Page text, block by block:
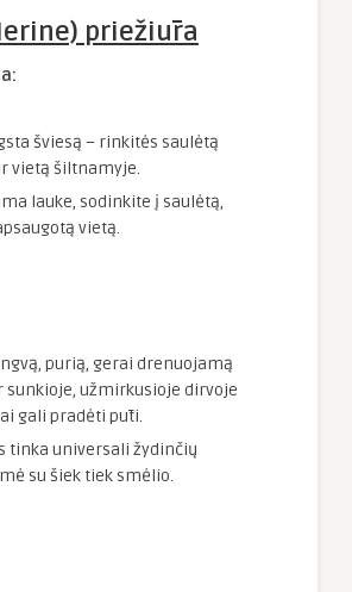
priežiūra
šviesą – rinkitės saulėtą
vietą šiltnamyje.
lauke, sodinkite į saulėtą,
vietą.
purią, gerai drenuojamą
sunkioje, užmirkusioje dirvoje
gali pradėti pūti.
tinka universali žydinčių
su šiek tiek smėlio.